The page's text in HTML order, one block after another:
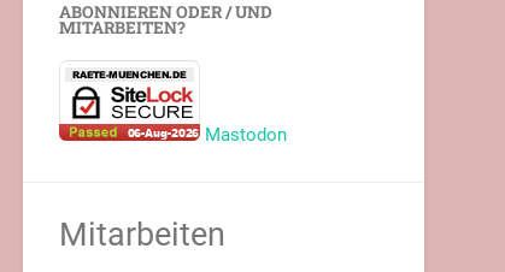
ABONNIEREN ODER / UND
MITARBEITEN?
Mastodon
Mitarbeiten